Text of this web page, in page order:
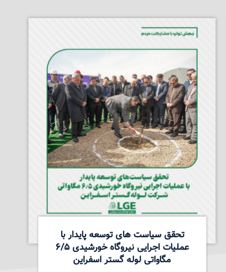
تحقق سیاست های توسعه پایدار با
عملیات اجرایی نیروگاه خورشیدی ۶/۵
مگاواتی لوله گستر اسفراین